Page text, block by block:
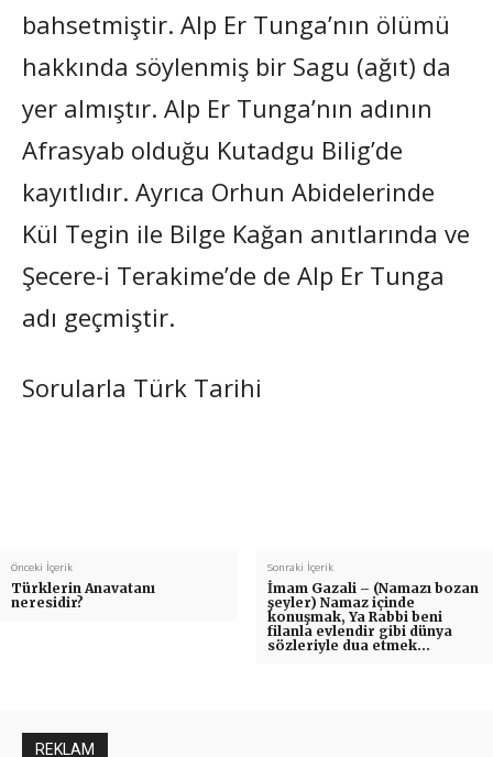
bahsetmiştir. Alp Er Tunga’nın ölümü
hakkında söylenmiş bir Sagu (ağıt) da
yer almıştır. Alp Er Tunga’nın adının
Afrasyab olduğu Kutadgu Bilig’de
kayıtlıdır. Ayrıca Orhun Abidelerinde
Kül Tegin ile Bilge Kağan anıtlarında ve
Şecere-i Terakime’de de Alp Er Tunga
adı geçmiştir.
Sorularla Türk Tarihi
Önceki İçerik
Türklerin Anavatanı
neresidir?
Sonraki İçerik
İmam Gazali – (Namazı bozan
şeyler) Namaz içinde
konuşmak, Ya Rabbi beni
filanla evlendir gibi dünya
sözleriyle dua etmek…
REKLAM